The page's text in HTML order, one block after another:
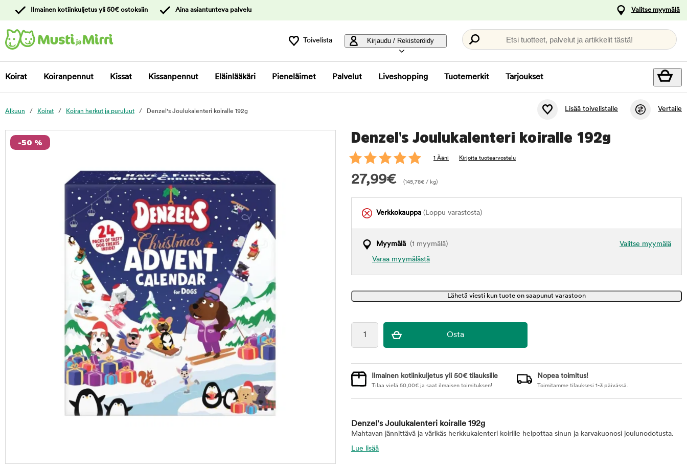
asiakaspalveluun
Ilmainen kotiinkuljetus yli 50€ ostoksiin Aina asiantunteva palvelu Valitse myymälä
Toivelista Kirjaudu / Rekisteröidy Etsi tuotteet, palvelut ja artikkelit tästä!
Koirat Koiranpennut Kissat Kissanpennut Eläinlääkäri Pieneläimet Palvelut Liveshopping Tuotemerkit Tarjoukset
Alkuun Koirat Koiran herkut ja puruluut Denzel's Joulukalenteri koiralle 192g Lisää toivelistalle Vertaile
Denzel's Joulukalenteri koiralle 192g
1 Ääni Kirjoita tuotearvostelu
-50 %
27,99€ (145,78€ / kg)
Verkkokauppa (Loppu varastosta)
Valitse myymälä
Myymälä (1 myymälä)
Varaa myymälästä
foo
Ilmainen kotiinkuljetus yli 50€ tilauksille
Tilaa vielä 50,00€ ja saat ilmaisen toimituksen!
Nopea toimitus!
Toimitamme tilauksesi 1-3 päivässä.
Denzel's Joulukalenteri koiralle 192g
Mahtavan jännittävä ja värikäs herkkukalenteri koirille helpottaa sinun ja karvakuonosi joulunodotusta.
Lue lisää